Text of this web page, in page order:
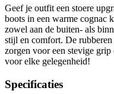
Geef je outfit een stoere
boots in een warme cognac
zowel aan de buiten- als
stijl en comfort. De
zorgen voor een stevige
voor elke gelegenheid!
Specificaties